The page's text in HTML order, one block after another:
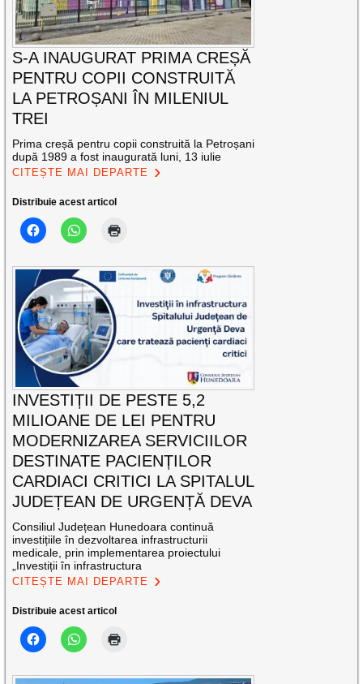
S-A INAUGURAT PRIMA CREȘĂ
PENTRU COPII CONSTRUITĂ
LA PETROȘANI ÎN MILENIUL
TREI
Prima creșă pentru copii construită la Petroșani
după 1989 a fost inaugurată luni, 13 iulie
CITEȘTE MAI DEPARTE
Distribuie acest articol
INVESTIȚII DE PESTE 5,2
MILIOANE DE LEI PENTRU
MODERNIZAREA SERVICIILOR
DESTINATE PACIENȚILOR
CARDIACI CRITICI LA SPITALUL
JUDEȚEAN DE URGENȚĂ DEVA
Consiliul Județean Hunedoara continuă
investițiile în dezvoltarea infrastructurii
medicale, prin implementarea proiectului
„Investiții în infrastructura
CITEȘTE MAI DEPARTE
Distribuie acest articol